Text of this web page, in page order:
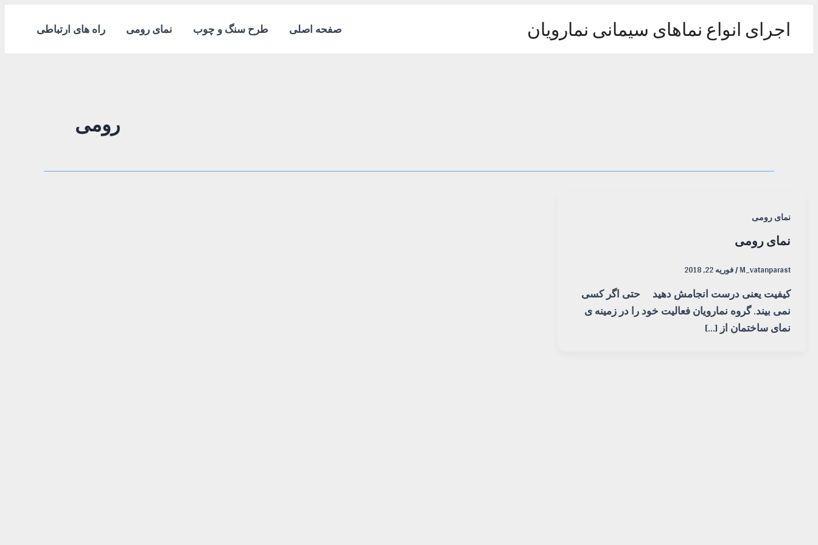
اجرای انواع نماهای سیمانی نمارویان صفحه اصلی طرح سنگ و چوب نمای رومی راه های ارتباطی
رومی
نمای رومی
نمای رومی
M_vatanparast
/فوریه 22, 2018
کیفیت یعنی درست انجامش دهید حتی اگر کسی
نمی بیند. گروه نمارویان فعالیت خود را در زمینه ی
نمای ساختمان از […]